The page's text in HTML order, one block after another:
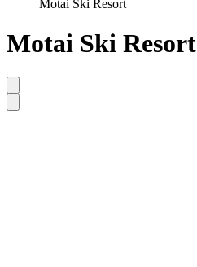
Motai Ski Resort
Motai Ski Resort